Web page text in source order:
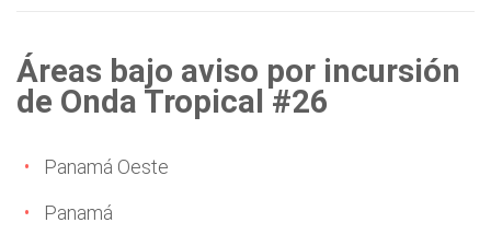
Áreas bajo aviso por incursión
de Onda Tropical #26
Panamá Oeste
Panamá